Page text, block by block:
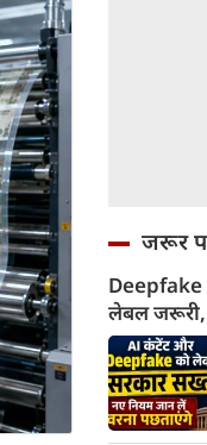
जरूर
Deepfake
लेबल जरूरी,
होगी, नए